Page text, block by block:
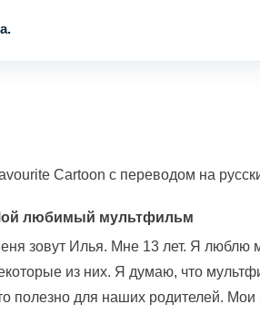
Cartoon с переводом на
любимый мультфильм
зовут Илья. Мне 13 лет. Я люблю
из них. Я думаю, что
полезно для наших родителей.